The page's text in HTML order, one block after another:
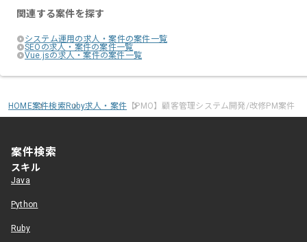
関連する案件を探す
システム運用の求人・案件の案件一覧
SEOの求人・案件の案件一覧
Vue.jsの求人・案件の案件一覧
HOME案件検索Ruby求人・案件 【PMO】顧客管理システム開発/改修PM案件
案件検索
スキル
Java
Python
Ruby